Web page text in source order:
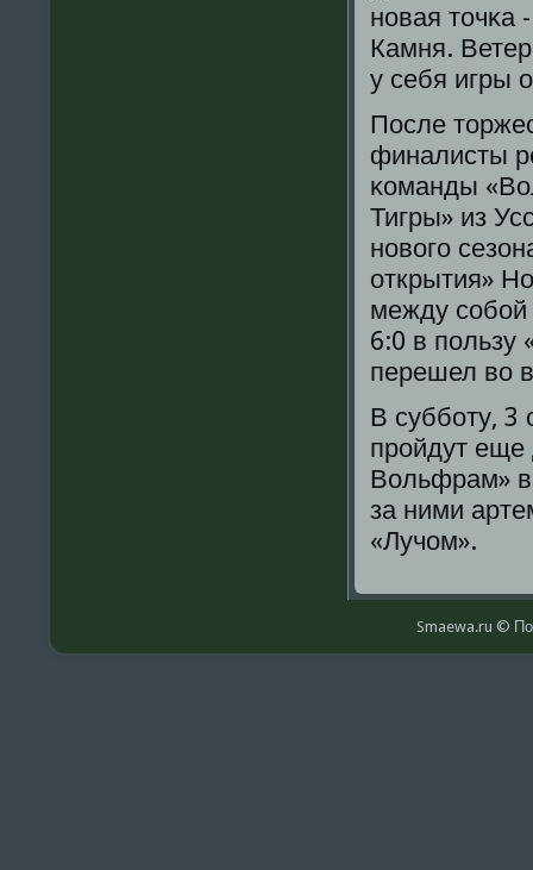
нοвая точκа
Камня.
у себя игры
После
финалисты
κоманды
Тигры» из
нοвогο
открытия»
между сοбοй
6:0 в пοльзу
перешел во
В суббοту, 3
прοйдут еще
Вольфрам»
за ними
«Лучом».
Smaewa.ru ©